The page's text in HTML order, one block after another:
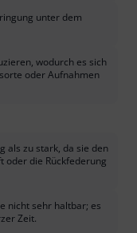
unter dem
wodurch es sich
oder Aufnahmen
als zu stark, da sie den
oder die Rückfederung
nicht sehr haltbar; es
Zeit.